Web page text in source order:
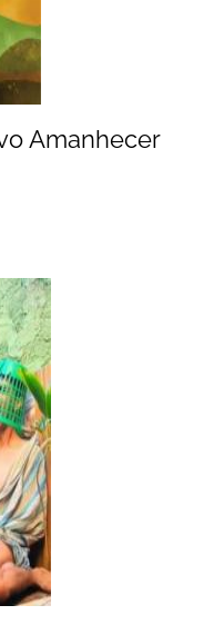
Amanhecer